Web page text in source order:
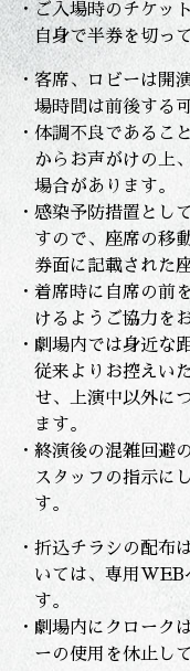
・ご入場時のチケッ
自身で半券を切っ
・客席、ロビーは開
場時間は前後する
・体調不良であるこ
からお声がけの上
場合があります。
・感染予防措置とし
すので、座席の移
券面に記載された
・着席時に自席の前
けるようご協力を
・劇場内では身近な
従来よりお控えい
せ、上演中以外に
ます。
・終演後の混雑回避
スタッフの指示に
す。
・折込チラシの配布
いては、専用WEB
す。
・劇場内にクローク
ーの使用を休止し